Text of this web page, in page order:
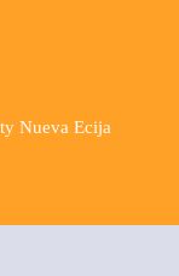
Nueva Ecija